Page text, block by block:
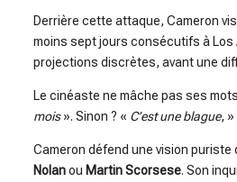
Derrière cette attaque, Cameron
moins sept jours consécutifs à Los
projections discrètes, avant une
Le cinéaste ne mâche pas ses
mois». Sinon ? « C’est une blague,
Cameron défend une vision puriste
Nolanou Martin Scorsese. Son